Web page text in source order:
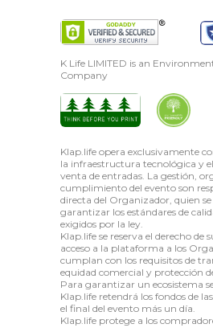
K Life LIMITED is an
Company
Klap.life opera exclusivamente
la infraestructura tecnológica y
venta de entradas. La gestión,
cumplimiento del evento son
directa del Organizador, quien
garantizar los estándares de
exigidos por la ley.
Klap.life se reserva el derecho de
acceso a la plataforma a los
cumplan con los requisitos de
equidad comercial y protección
Para garantizar un ecosistema
Klap.life retendrá los fondos de
el final del evento más un día.
Klap.life protege a los